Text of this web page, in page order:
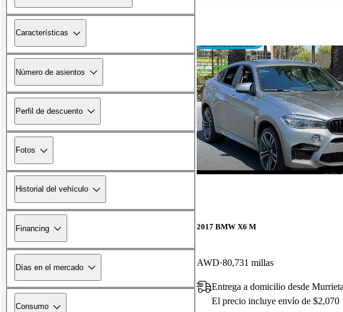
Características
Número de asientos
Perfil de descuento
Fotos
Historial del vehículo
Financing
Días en el mercado
Consumo
2017 BMW X6 M
AWD 80,731 millas
Entrega a domicilio desde
El precio incluye envío de $2,070